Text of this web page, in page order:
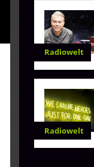
Radiowelt
Radiowelt